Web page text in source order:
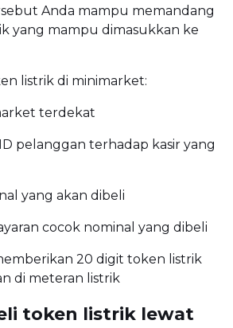
Anda mampu memandang
yang mampu dimasukkan ke
listrik di minimarket:
terdekat
pelanggan terhadap kasir yang
yang akan dibeli
cocok nominal yang dibeli
20 digit token listrik
di meteran listrik
token listrik lewat